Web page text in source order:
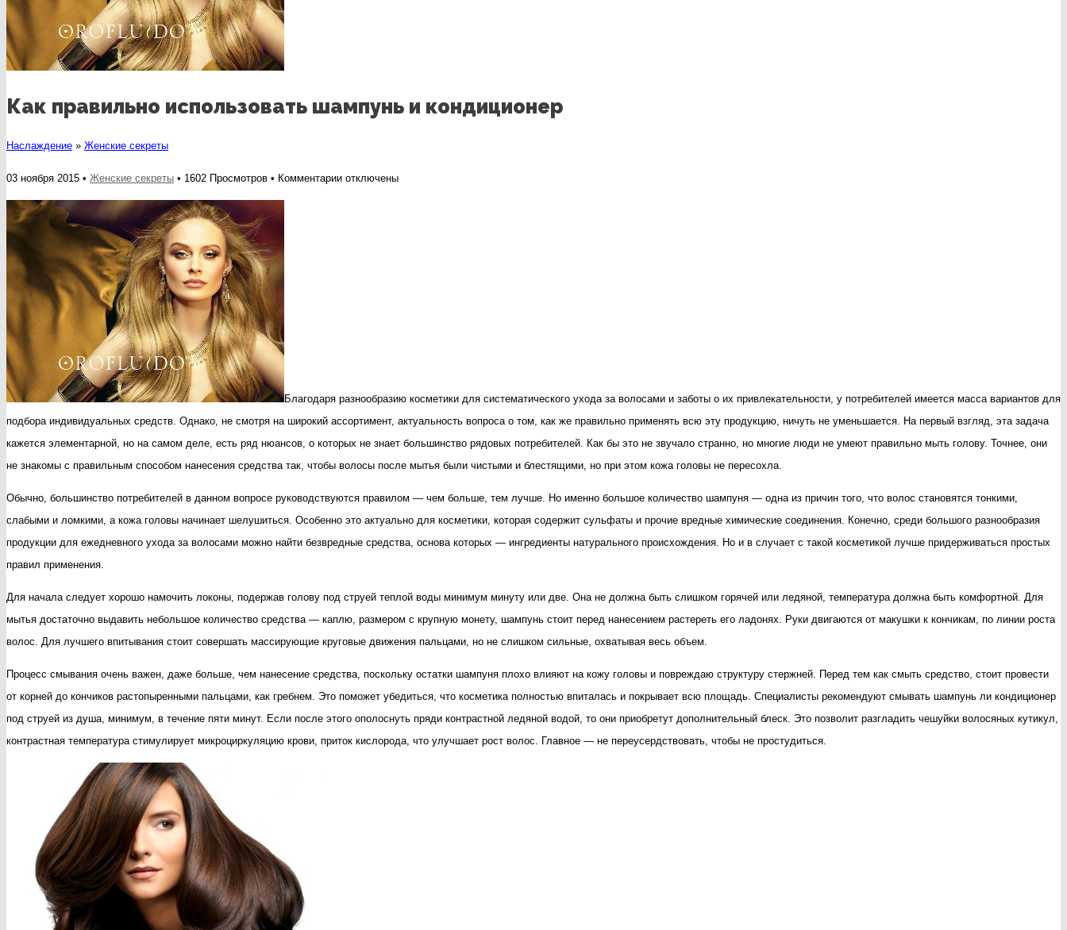
Как правильно использовать шампунь и кондиционер
Наслаждение » Женские секреты
03 ноября 2015 • Женские секреты • 1602 Просмотров • Комментариикотключены
Благодаря разнообразию косметики для систематического ухода за волосами и заботы о их привлекательности, у потребителей имеется масса вариантов для
подбора индивидуальных средств. Однако, не смотря на широкий ассортимент, актуальность вопроса о том, как же правильно применять всю эту продукцию, ничуть не уменьшается. На первый взгляд, эта задача
кажется элементарной, но на самом деле, есть ряд нюансов, о которых не знает большинство рядовых потребителей. Как бы это не звучало странно, но многие люди не умеют правильно мыть голову. Точнее, они
не знакомы с правильным способом нанесения средства так, чтобы волосы после мытья были чистыми и блестящими, но при этом кожа головы не пересохла.
Обычно, большинство потребителей в данном вопросе руководствуются правилом — чем больше, тем лучше. Но именно большое количество шампуня — одна из причин того, что волос становятся тонкими,
слабыми и ломкими, а кожа головы начинает шелушиться. Особенно это актуально для косметики, которая содержит сульфаты и прочие вредные химические соединения. Конечно, среди большого разнообразия
продукции для ежедневного ухода за волосами можно найти безвредные средства , основа которых — ингредиенты натурального происхождения. Но и в случает с такой косметикой лучше придерживаться простых
правил применения.
Для начала следует хорошо намочить локоны, подержав голову под струей теплой воды минимум минуту или две. Она не должна быть слишком горячей или ледяной, температура должна быть комфортной. Для
мытья достаточно выдавить небольшое количество средства — каплю, размером с крупную монету, шампунь стоит перед нанесением растереть его ладонях. Руки двигаются от макушки к кончикам, по линии роста
волос. Для лучшего впитывания стоит совершать массирующие круговые движения пальцами, но не слишком сильные, охватывая весь объем.
Процесс смывания очень важен, даже больше, чем нанесение средства, поскольку остатки шампуня плохо влияют на кожу головы и повреждаю структуру стержней. Перед тем как смыть средство, стоит провести
от корней до кончиков растопыренными пальцами, как гребнем. Это поможет убедиться, что косметика полностью впиталась и покрывает всю площадь. Специалисты рекомендуют смывать шампунь ли кондиционер
под струей из душа, минимум, в течение пяти минут. Если после этого ополоснуть пряди контрастной ледяной водой, то они приобретут дополнительный блеск. Это позволит разгладить чешуйки волосяных кутикул,
контрастная температура стимулирует микроциркуляцию крови, приток кислорода, что улучшает рост волос. Главное — не переусердствовать, чтобы не простудиться.